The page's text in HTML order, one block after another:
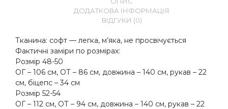
ДОДАТКОВА ІНФОРМАЦІЯ
ВІДГУКИ (0)
Тканина: софт — легка, м’яка, не просвічується
Фактичні заміри по розмірах:
Розмір 48-50
ОГ – 106 см, ОТ – 86 см, довжина – 140 см, рукав – 22
см, біцепс – 34 см
Розмір 52-54
ОГ – 112 см, ОТ – 94 см, довжина – 140 см, рукав – 22